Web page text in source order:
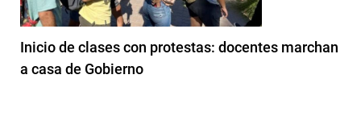
Inicio de clases con protestas: docentes marchan
a casa de Gobierno